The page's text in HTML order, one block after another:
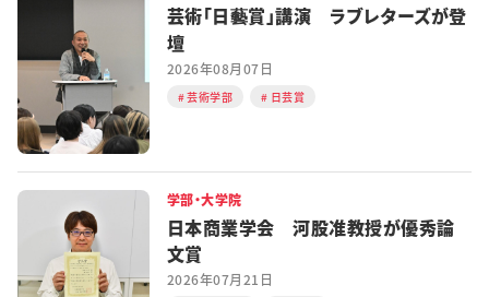
芸術「日藝賞」講演 ラブレターズが登
壇
2026年08月07日
芸術学部 日芸賞
学部・大学院
日本商業学会 河股准教授が優秀論
文賞
2026年07月21日